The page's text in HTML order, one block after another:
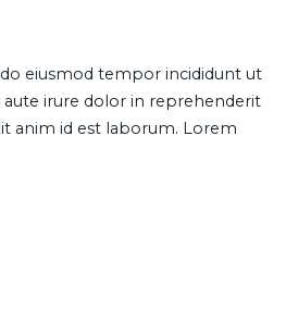
do eiusmod tempor incididunt ut
aute irure dolor in reprehenderit
anim id est laborum. Lorem